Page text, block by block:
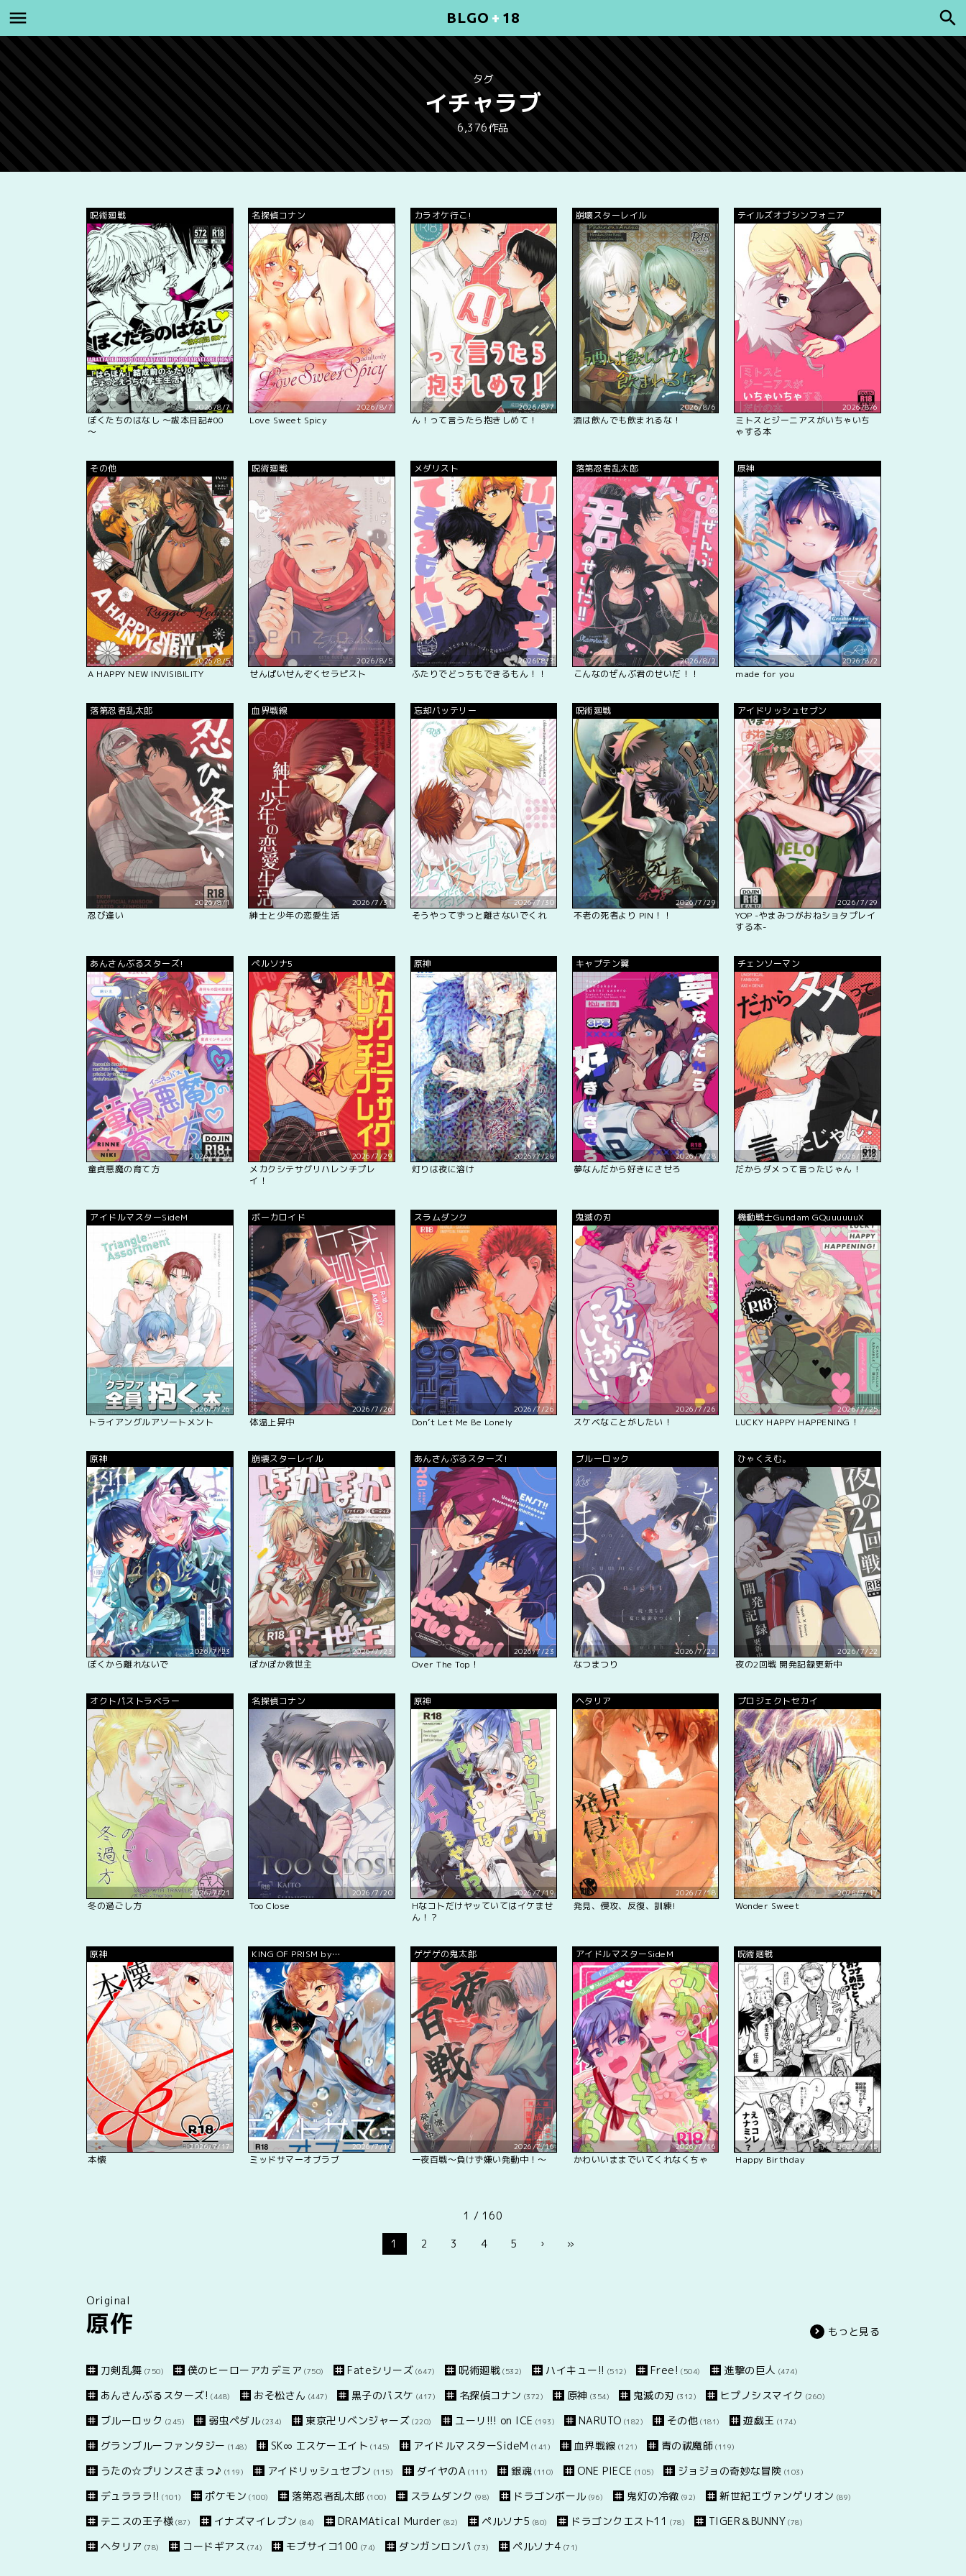
BLGO + 18
タグ
イチャラブ
6,376作品
呪術廻戦
2026/8/7
ぼくたちのはなし ～祓本日記#00
～
名探偵コナン
2026/8/7
Love Sweet Spicy
カラオケ行こ!
2026/8/7
ん！って言うたら抱きしめて！
崩壊スターレイル
2026/8/6
酒は飲んでも飲まれるな！
テイルズオブシンフォニア
2026/8/6
ミトスとジーニアスがいちゃいち
ゃする本
その他
2026/8/5
A HAPPY NEW INVISIBILITY
呪術廻戦
2026/8/5
せんぱいせんぞくセラピスト
メダリスト
2026/8/3
ふたりでどっちもできるもん！！
落第忍者乱太郎
2026/8/2
こんなのぜんぶ君のせいだ！！
原神
2026/8/2
made for you
落第忍者乱太郎
2026/8/1
忍び逢い
血界戦線
2026/7/31
紳士と少年の恋愛生活
忘却バッテリー
2026/7/30
そうやってずっと離さないでくれ
呪術廻戦
2026/7/29
不老の死者より PIN！！
アイドリッシュセブン
2026/7/29
YOP -やまみつがおねショタプレイ
する本-
あんさんぶるスターズ!
2026/7/29
童貞悪魔の育て方
ペルソナ5
2026/7/29
メカクシテサグリハレンチプレ
イ！
原神
2026/7/28
灯りは夜に溶け
キャプテン翼
2026/7/28
夢なんだから好きにさせろ
チェンソーマン
2026/7/27
だからダメって言ったじゃん！
アイドルマスターSideM
2026/7/26
トライアングルアソートメント
ボーカロイド
2026/7/26
体温上昇中
スラムダンク
2026/7/26
Don’t Let Me Be Lonely
鬼滅の刃
2026/7/26
スケベなことがしたい！
機動戦士Gundam GQuuuuuuX
2026/7/25
LUCKY HAPPY HAPPENING！
原神
2026/7/23
ぼくから離れないで
崩壊スターレイル
2026/7/23
ぽかぽか救世主
あんさんぶるスターズ!
2026/7/23
Over The Top！
ブルーロック
2026/7/22
なつまつり
ひゃくえむ。
2026/7/22
夜の2回戦 開発記録更新中
オクトパストラベラー
2026/7/21
冬の過ごし方
名探偵コナン
2026/7/20
Too Close
原神
2026/7/19
Hなコトだけヤッていてはイケませ
ん！？
ヘタリア
2026/7/18
発見、侵攻、反復、訓練!
プロジェクトセカイ
2026/7/17
Wonder Sweet
原神
2026/7/17
本懐
KING OF PRISM by
PrettyRhythm
2026/7/16
ミッドサマーオブラブ
ゲゲゲの鬼太郎
2026/7/16
一夜百戦～負けず嫌い発動中！～
アイドルマスターSideM
2026/7/16
かわいいままでいてくれなくちゃ
呪術廻戦
2026/7/15
Happy Birthday
1 / 160
1 2 3 4 5 › »
Original
原作 もっと見る
刀剣乱舞 (750) 僕のヒーローアカデミア (750) Fateシリーズ (647) 呪術廻戦 (532) ハイキュー!! (512) Free! (504) 進撃の巨人 (474)
あんさんぶるスターズ! (448) おそ松さん (447) 黒子のバスケ (417) 名探偵コナン (372) 原神 (354) 鬼滅の刃 (312) ヒプノシスマイク (260)
ブルーロック (245) 弱虫ペダル (234) 東京卍リベンジャーズ (220) ユーリ!!! on ICE (193) NARUTO (182) その他 (181) 遊戯王 (174)
グランブルーファンタジー (148) SK∞ エスケーエイト (145) アイドルマスターSideM (141) 血界戦線 (121) 青の祓魔師 (119)
うたの☆プリンスさまっ♪ (119) アイドリッシュセブン (115) ダイヤのA (111) 銀魂 (110) ONE PIECE (105) ジョジョの奇妙な冒険 (103)
デュラララ!! (101) ポケモン (100) 落第忍者乱太郎 (100) スラムダンク (98) ドラゴンボール (96) 鬼灯の冷徹 (92) 新世紀エヴァンゲリオン (89)
テニスの王子様 (87) イナズマイレブン (84) DRAMAtical Murder (82) ペルソナ5 (80) ドラゴンクエスト11 (78) TIGER＆BUNNY (78)
ヘタリア (78) コードギアス (74) モブサイコ100 (74) ダンガンロンパ (73) ペルソナ4 (71)